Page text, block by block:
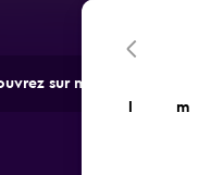
sur momondo des
m